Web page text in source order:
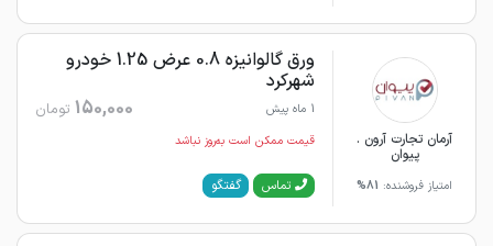
آرمان تجارت آرون .
پیوان
امتیاز فروشنده: 81%
ورق گالوانیزه 0.8 عرض 1.25 خودرو
شهرکرد
1 ماه پیش 150,000 تومان
قیمت ممکن است به‌روز نباشد
تماس گفتگو